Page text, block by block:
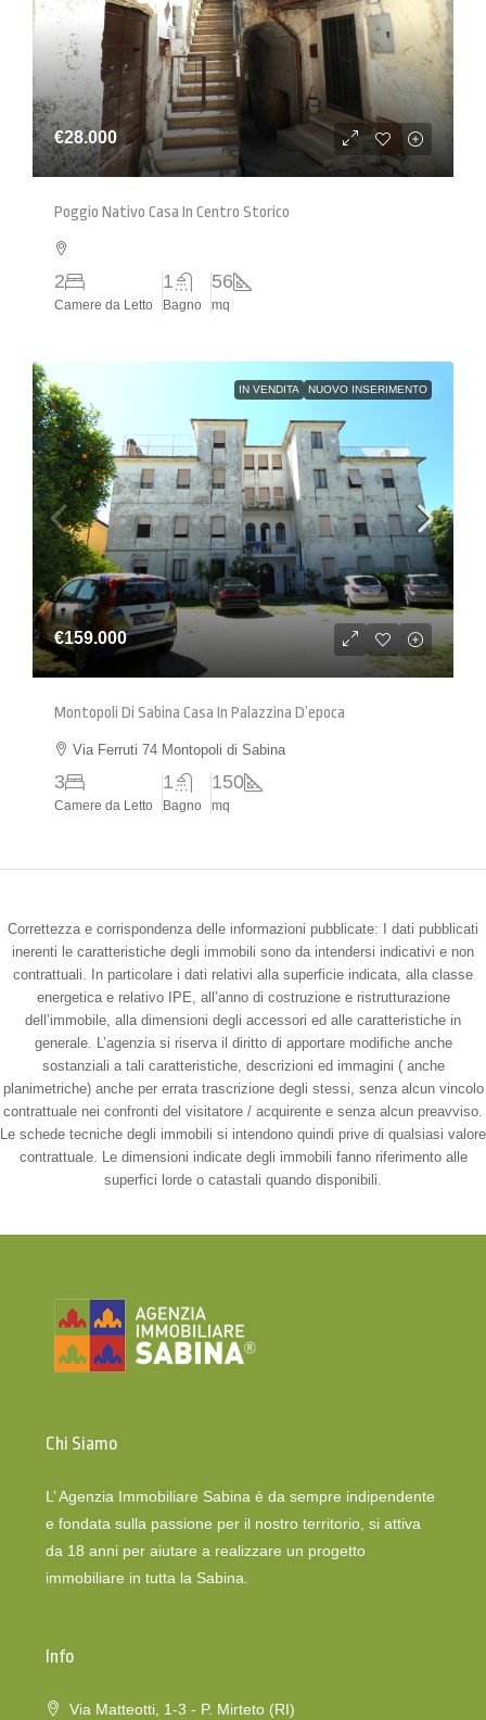
€28.000
Poggio Nativo Casa In Centro Storico
2
Camere da Letto
1
Bagno
56
mq
IN VENDITA NUOVO INSERIMENTO
€159.000
Montopoli Di Sabina Casa In Palazzina D’epoca
Via Ferruti 74 Montopoli di Sabina
3
Camere da Letto
1
Bagno
150
mq
Correttezza e corrispondenza delle informazioni pubblicate: I dati pubblicati
inerenti le caratteristiche degli immobili sono da intendersi indicativi e non
contrattuali. In particolare i dati relativi alla superficie indicata, alla classe
energetica e relativo IPE, all’anno di costruzione e ristrutturazione
dell’immobile, alla dimensioni degli accessori ed alle caratteristiche in
generale. L’agenzia si riserva il diritto di apportare modifiche anche
sostanziali a tali caratteristiche, descrizioni ed immagini ( anche
planimetriche) anche per errata trascrizione degli stessi, senza alcun vincolo
contrattuale nei confronti del visitatore / acquirente e senza alcun preavviso.
Le schede tecniche degli immobili si intendono quindi prive di qualsiasi valore
contrattuale. Le dimensioni indicate degli immobili fanno riferimento alle
superfici lorde o catastali quando disponibili.
Chi Siamo
L’ Agenzia Immobiliare Sabina è da sempre indipendente
e fondata sulla passione per il nostro territorio, si attiva
da 18 anni per aiutare a realizzare un progetto
immobiliare in tutta la Sabina.
Info
Via Matteotti, 1-3 - P. Mirteto (RI)